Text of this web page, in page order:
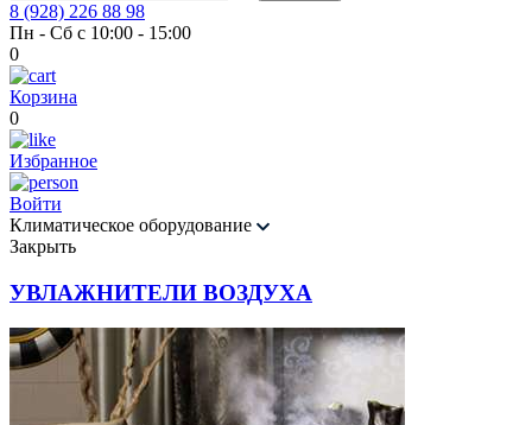
8 (928) 226 88 98
Пн - Сб с 10:00 - 15:00
0
Корзина
0
Избранное
Войти
Климатическое оборудование
Закрыть
УВЛАЖНИТЕЛИ ВОЗДУХА